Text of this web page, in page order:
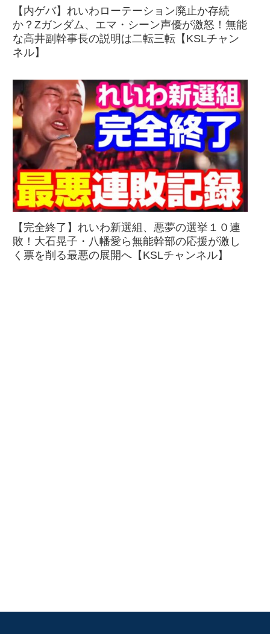
【内ゲバ】れいわローテーション廃止か存続
か？Zガンダム、エマ・シーン声優が激怒！無能
な高井副幹事長の説明は二転三転【KSLチャン
ネル】
【完全終了】れいわ新選組、悪夢の選挙１０連
敗！大石晃子・八幡愛ら無能幹部の応援が激し
く票を削る最悪の展開へ【KSLチャンネル】